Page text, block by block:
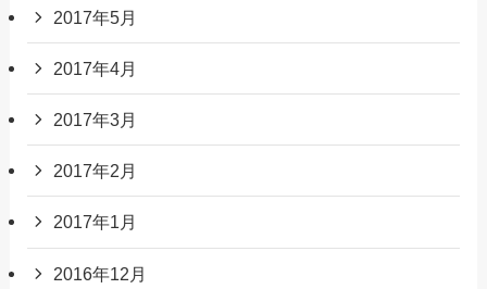
2017年5月
2017年4月
2017年3月
2017年2月
2017年1月
2016年12月